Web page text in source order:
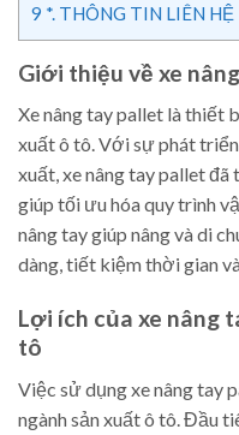
9 *. THÔNG TIN LIÊN HỆ
Giới thiệu về xe
Xe nâng tay pallet là thiết
xuất ô tô. Với sự phát
xuất, xe nâng tay pallet
giúp tối ưu hóa quy trình
nâng tay giúp nâng và di
dàng, tiết kiệm thời gian
Lợi ích của xe nâng
tô
Việc sử dụng xe nâng tay
ngành sản xuất ô tô. Đầu